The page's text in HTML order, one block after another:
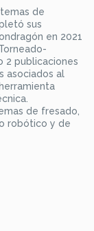
de
sus
en 2021
2 publicaciones
asociados al
de fresado,
robótico y de